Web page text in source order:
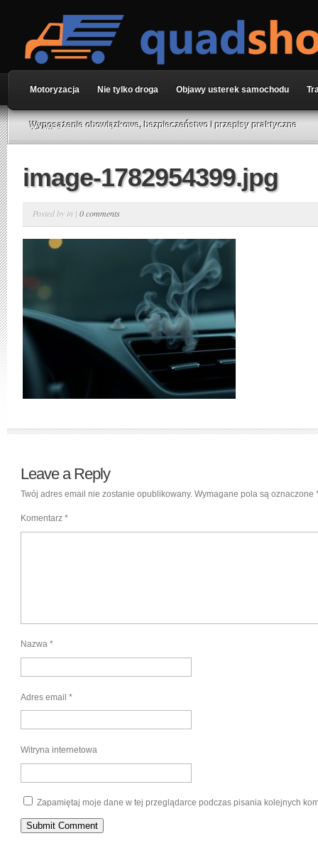
Motoryzacja Nie tylko droga Objawy usterek samochodu
Wyposażenie obowiązkowe, bezpieczeństwo i przepisy praktyczne
Home»
image-1782954399.jpg
Posted by in | 0 comments
Leave a Reply
Twój adres email nie zostanie opublikowany. Wymagane pola są oznaczone
Komentarz *
Nazwa *
Adres email *
Witryna internetowa
Zapamiętaj moje dane w tej przeglądarce podczas pisania kolejnych